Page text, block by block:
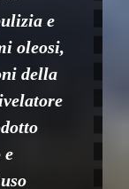
e
oleosi,
della
e